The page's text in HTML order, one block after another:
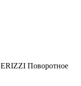
Поворотное